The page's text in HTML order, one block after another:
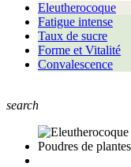
Eleutherocoque
Fatigue intense
Taux de sucre
Forme et Vitalité
Convalescence
search